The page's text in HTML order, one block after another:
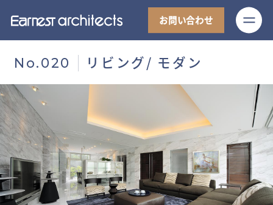
お問い合わせ
No.020 リビング/ モダン